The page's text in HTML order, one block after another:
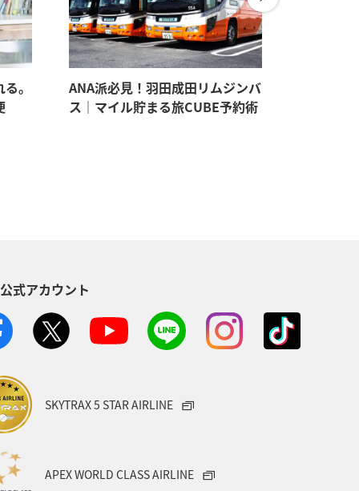
。
ANA派必見！羽田成田リムジンバ
ス｜マイル貯まる旅CUBE予約術
式アカウント
SKYTRAX 5 STAR AIRLINE
APEX WORLD CLASS AIRLINE